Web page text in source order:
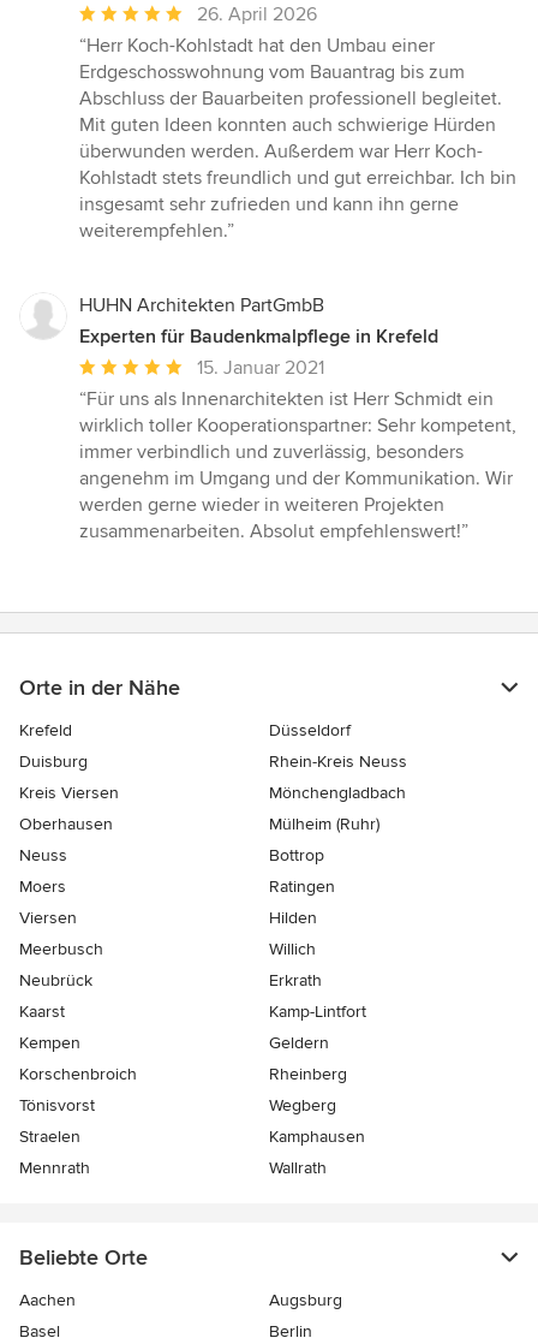
Durchschnittliche
Bewertung:
5
von
5
Sternen
26. April 2026
“Herr Koch-Kohlstadt hat den Umbau einer
Erdgeschosswohnung vom Bauantrag bis zum
Abschluss der Bauarbeiten professionell begleitet.
Mit guten Ideen konnten auch schwierige Hürden
überwunden werden. Außerdem war Herr Koch-
Kohlstadt stets freundlich und gut erreichbar. Ich bin
insgesamt sehr zufrieden und kann ihn gerne
weiterempfehlen.”
HUHN Architekten PartGmbB
Experten für Baudenkmalpflege in Krefeld
Durchschnittliche
Bewertung:
5
von
5
Sternen
15. Januar 2021
“Für uns als Innenarchitekten ist Herr Schmidt ein
wirklich toller Kooperationspartner: Sehr kompetent,
immer verbindlich und zuverlässig, besonders
angenehm im Umgang und der Kommunikation. Wir
werden gerne wieder in weiteren Projekten
zusammenarbeiten. Absolut empfehlenswert!”
Orte in der Nähe
Krefeld
Düsseldorf
Duisburg
Rhein-Kreis Neuss
Kreis Viersen
Mönchengladbach
Oberhausen
Mülheim (Ruhr)
Neuss
Bottrop
Moers
Ratingen
Viersen
Hilden
Meerbusch
Willich
Neubrück
Erkrath
Kaarst
Kamp-Lintfort
Kempen
Geldern
Korschenbroich
Rheinberg
Tönisvorst
Wegberg
Straelen
Kamphausen
Mennrath
Wallrath
Beliebte Orte
Aachen
Augsburg
Basel
Berlin